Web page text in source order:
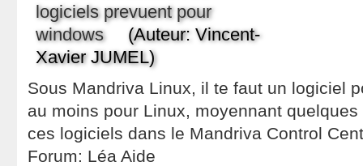
logiciels prevuent pour
windows(Auteur: Vincent-
Xavier JUMEL)
Sous Mandriva Linux, il te faut un logiciel
au moins pour Linux, moyennant
ces logiciels dans le Mandriva Control
Forum: Léa Aide